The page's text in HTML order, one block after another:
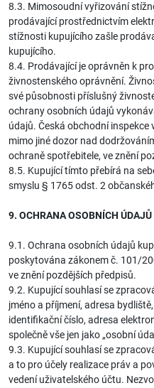
8.3. Mimosoudní vyřizování
prodávající prostřednictvím
stížnosti kupujícího zašle
kupujícího.
8.4. Prodávající je oprávněn k
živnostenského oprávnění.
své působnosti příslušný
ochrany osobních údajů
údajů. Česká obchodní
mimo jiné dozor nad
ochraně spotřebitele, ve znění
8.5. Kupující tímto přebírá na
smyslu § 1765 odst. 2
9. OCHRANA OSOBNÍCH ÚDAJŮ
9.1. Ochrana osobních údajů
poskytována zákonem č. 101/
ve znění pozdějších předpisů.
9.2. Kupující souhlasí se
jméno a příjmení, adresa
identifikační číslo, adresa
společně vše jen jako „osobní
9.3. Kupující souhlasí se
a to pro účely realizace práv a
vedení uživatelského účtu.